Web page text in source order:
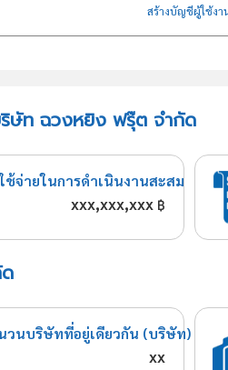
สร้างบัญชีผู้ใช้งา
ษัท ฉวงหยิง ฟรุ๊ต จำกัด
ช้จ่ายในการดำเนินงานสะสม
xxx,xxx,xxx ฿
วนบริษัทที่อยู่เดียวกัน (บริษัท)
xx